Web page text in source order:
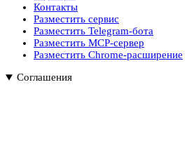
Контакты
Разместить сервис
Разместить Telegram-бота
Разместить MCP-сервер
Разместить Chrome-расширение
Соглашения